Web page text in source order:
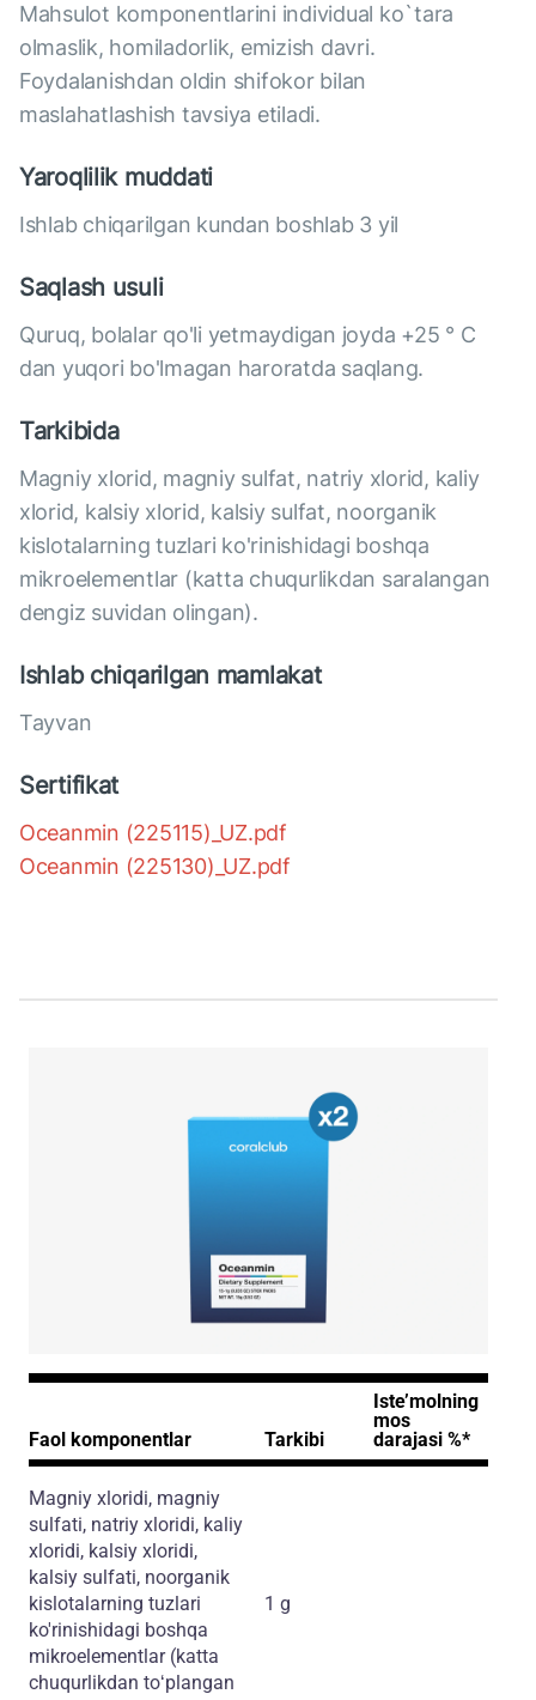
Mahsulot komponentlarini individual ko`tara
olmaslik, homiladorlik, emizish davri.
Foydalanishdan oldin shifokor bilan
maslahatlashish tavsiya etiladi.
Yaroqlilik muddati
Ishlab chiqarilgan kundan boshlab 3 yil
Saqlash usuli
Quruq, bolalar qo'li yetmaydigan joyda +25 ° C
dan yuqori bo'lmagan haroratda saqlang.
Tarkibida
Magniy xlorid, magniy sulfat, natriy xlorid, kaliy
xlorid, kalsiy xlorid, kalsiy sulfat, noorganik
kislotalarning tuzlari ko'rinishidagi boshqa
mikroelementlar (katta chuqurlikdan saralangan
dengiz suvidan olingan).
Ishlab chiqarilgan mamlakat
Tayvan
Sertifikat
Oceanmin (225115)_UZ.pdf
Oceanmin (225130)_UZ.pdf
Faol komponentlar Tarkibi
Iste’molning
mos
darajasi %*
Magniy xloridi, magniy
sulfati, natriy xloridi, kaliy
xloridi, kalsiy xloridi,
kalsiy sulfati, noorganik
kislotalarning tuzlari
ko'rinishidagi boshqa
mikroelementlar (katta
chuqurlikdan toʻplangan
1 g